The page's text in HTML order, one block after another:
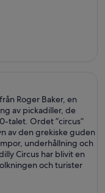
Roger Baker, en
av pickadiller, de
talet. Ordet ”circus”
av den grekiske guden
underhållning och
Circus har blivit en
och turister